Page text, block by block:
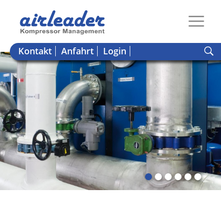
Kontakt Anfahrt Login